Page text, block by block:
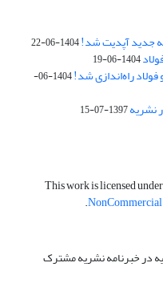
جدید آپدیت شد!1404-06-22
1404-06-19
راه‌اندازی شد!
1404-06-
نشریه1397-07-15
This work is licensed
.
در خبرنامه نشریه مشترک